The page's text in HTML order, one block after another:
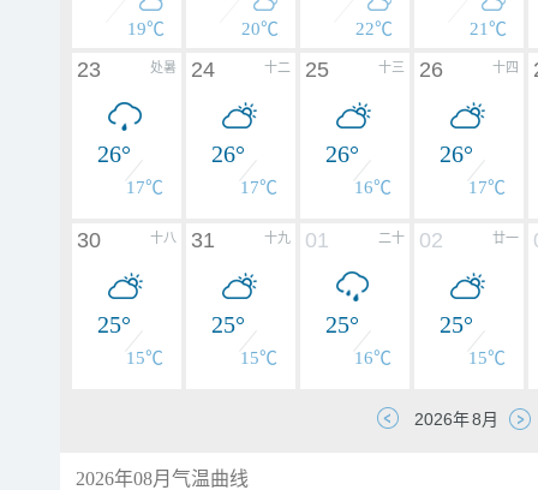
19℃ 20℃ 22℃ 21℃
处暑
23
26°
17℃
十二
24
26°
17℃
十三
25
26°
16℃
十四
26
26°
17℃
十八
30
25°
15℃
十九
31
25°
15℃
二十
01
25°
16℃
廿一
02
25°
15℃
2026年08月气温曲线